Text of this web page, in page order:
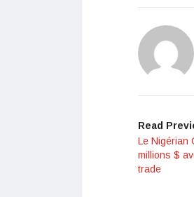
Read
Le Nigérian
millions $
trade